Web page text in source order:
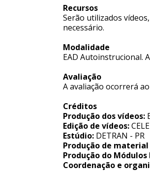
Recursos
Serão utilizados
necessário.
Modalidade
EAD Autoinstrucional.
Avaliação
A avaliação ocorrerá
Créditos
Produção dos vídeos:
Edição de vídeos:
Estúdio: DETRAN - PR
Produção de
Produção do Módulos
Coordenação e